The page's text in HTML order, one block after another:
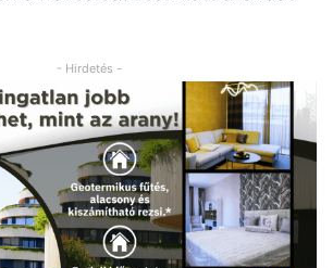
- Hirdetés -